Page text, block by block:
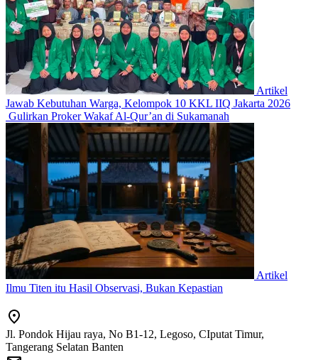
Artikel
Jawab Kebutuhan Warga, Kelompok 10 KKL IIQ Jakarta 2026
Gulirkan Proker Wakaf Al-Qur’an di Sukamanah
Artikel
Ilmu Titen itu Hasil Observasi, Bukan Kepastian
Jl. Pondok Hijau raya, No B1-12, Legoso, CIputat Timur,
Tangerang Selatan Banten